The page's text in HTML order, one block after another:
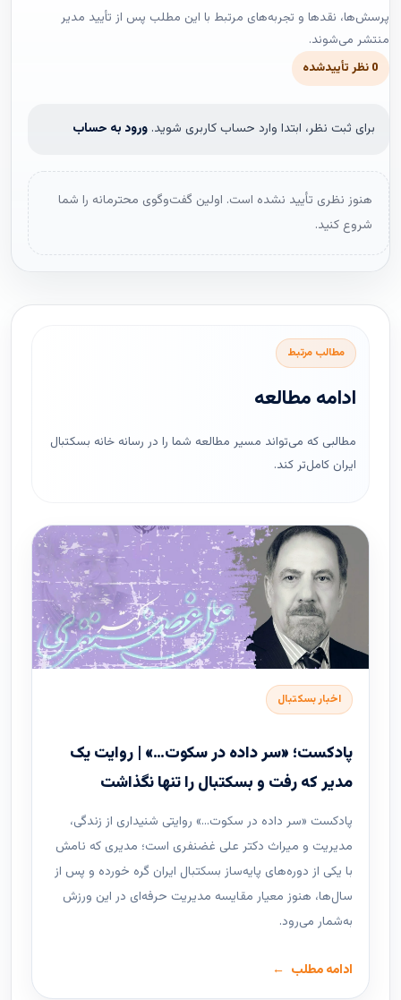
پرسش‌ها، نقدها و تجربه‌های مرتبط با این مطلب پس از تأیید مدیر
منتشر می‌شوند.
0 نظر تأییدشده
برای ثبت نظر، ابتدا وارد حساب کاربری شوید. ورود به حساب
هنوز نظری تأیید نشده است. اولین گفت‌وگوی محترمانه را شما
شروع کنید.
مطالب مرتبط
ادامه مطالعه
مطالبی که می‌تواند مسیر مطالعه شما را در رسانه خانه بسکتبال
ایران کامل‌تر کند.
اخبار بسکتبال
پادکست؛ «سر داده در سکوت…» | روایت یک
مدیر که رفت و بسکتبال را تنها نگذاشت
پادکست «سر داده در سکوت…» روایتی شنیداری از زندگی،
مدیریت و میراث دکتر علی غضنفری است؛ مدیری که نامش
با یکی از دوره‌های پایه‌ساز بسکتبال ایران گره خورده و پس از
سال‌ها، هنوز معیار مقایسه مدیریت حرفه‌ای در این ورزش
به‌شمار می‌رود.
ادامه مطلب